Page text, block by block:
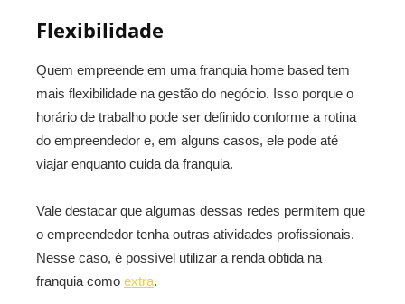
Flexibilidade
Quem empreende em uma franquia home based tem
mais flexibilidade na gestão do negócio. Isso porque o
horário de trabalho pode ser definido conforme a rotina
do empreendedor e, em alguns casos, ele pode até
viajar enquanto cuida da franquia.
Vale destacar que algumas dessas redes permitem que
o empreendedor tenha outras atividades profissionais.
Nesse caso, é possível utilizar a renda obtida na
franquia como extra.